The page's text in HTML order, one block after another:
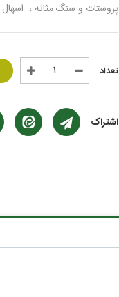
پروستات و سنگ مثانه ،
اشتراک